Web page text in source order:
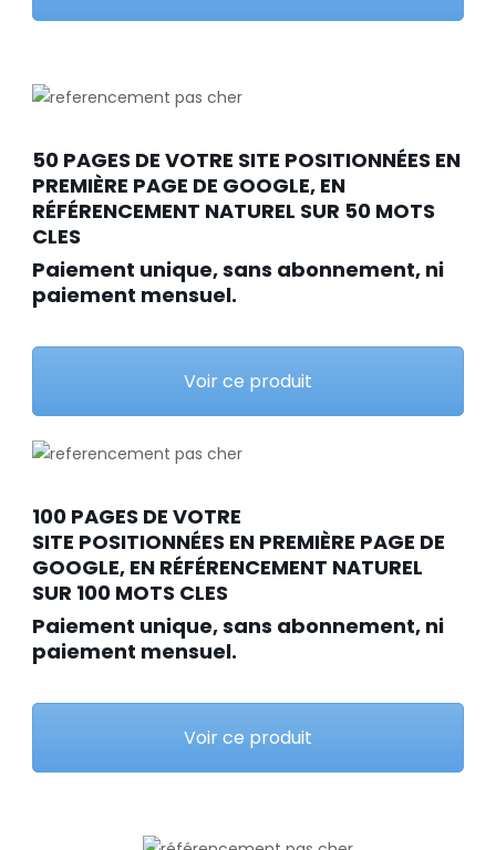
50 PAGES DE VOTRE SITE POSITIONNÉES EN
PREMIÈRE PAGE DE GOOGLE, EN
RÉFÉRENCEMENT NATUREL SUR 50 MOTS
CLES
Paiement unique, sans abonnement, ni
paiement mensuel.
Voir ce produit
100 PAGES DE VOTRE
SITE POSITIONNÉES EN PREMIÈRE PAGE DE
GOOGLE, EN RÉFÉRENCEMENT NATUREL
SUR 100 MOTS CLES
Paiement unique, sans abonnement, ni
paiement mensuel.
Voir ce produit